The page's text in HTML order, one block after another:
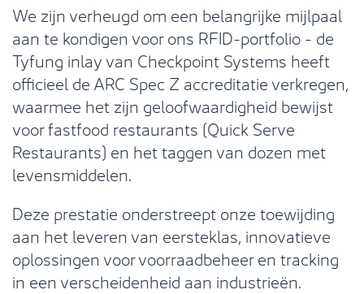
We zijn verheugd om een belangrijke mijlpaal
aan te kondigen voor ons RFID-portfolio - de
Tyfung inlay van Checkpoint Systems heeft
officieel de ARC Spec Z accreditatie verkregen,
waarmee het zijn geloofwaardigheid bewijst
voor fastfood restaurants (Quick Serve
Restaurants) en het taggen van dozen met
levensmiddelen.
Deze prestatie onderstreept onze toewijding
aan het leveren van eersteklas, innovatieve
oplossingen voor voorraadbeheer en tracking
in een verscheidenheid aan industrieën.